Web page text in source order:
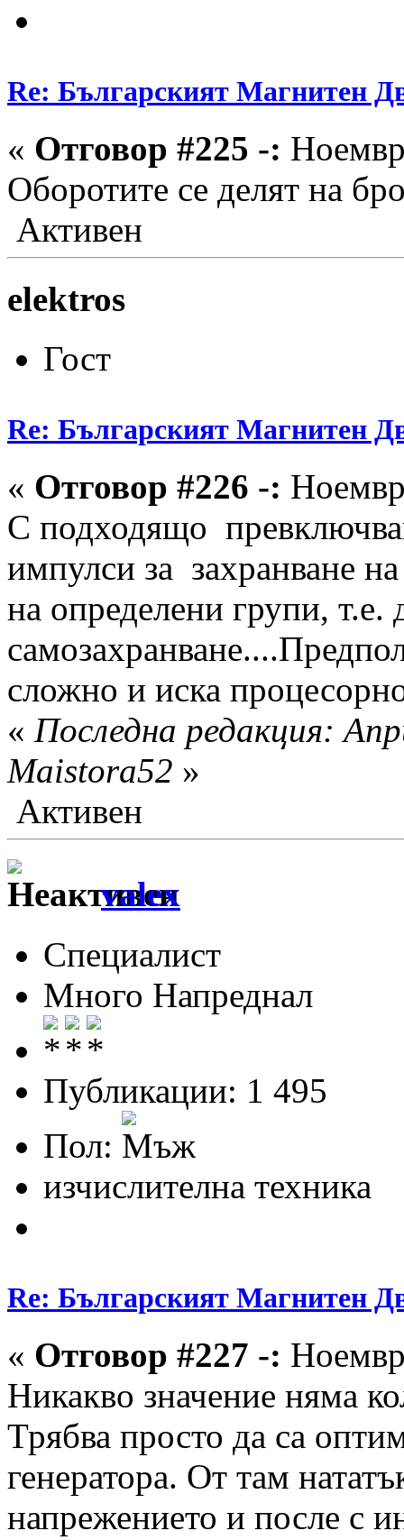
Re: Българският Магнитен
« Отговор #225 -:
Оборотите се делят на
Активен
elektros
Гост
Re: Българският Магнитен
« Отговор #226 -:
С подходящо
импулси за захранване
на определени групи,
сложно и иска
« Последна редакция:
Maistora52 »
Активен
valex
Специалист
Много Напреднал
Публикации: 1 495
Пол:
изчислителна техника
Re: Българският Магнитен
« Отговор #227 -:
Никакво значение няма
Трябва просто да са
генератора. От там
напрежението и после с